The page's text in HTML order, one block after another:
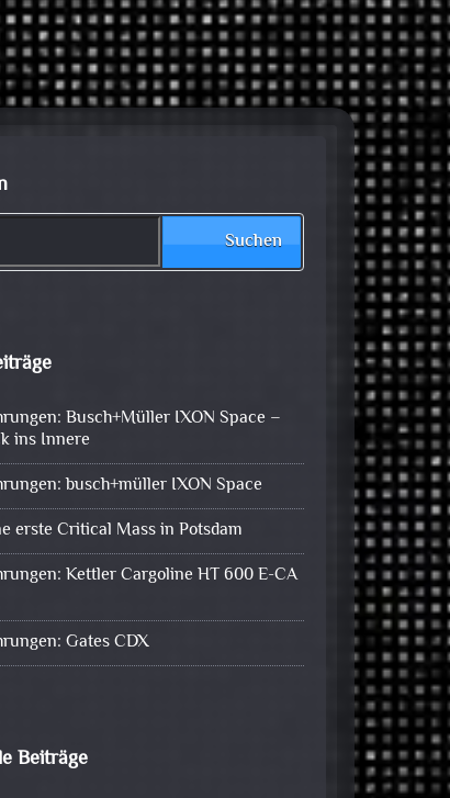
Suchen
Busch+Müller IXON Space –
ins Innere
busch+müller IXON Space
erste Critical Mass in Potsdam
Kettler Cargoline HT 600 E-CA
Gates CDX
Beiträge